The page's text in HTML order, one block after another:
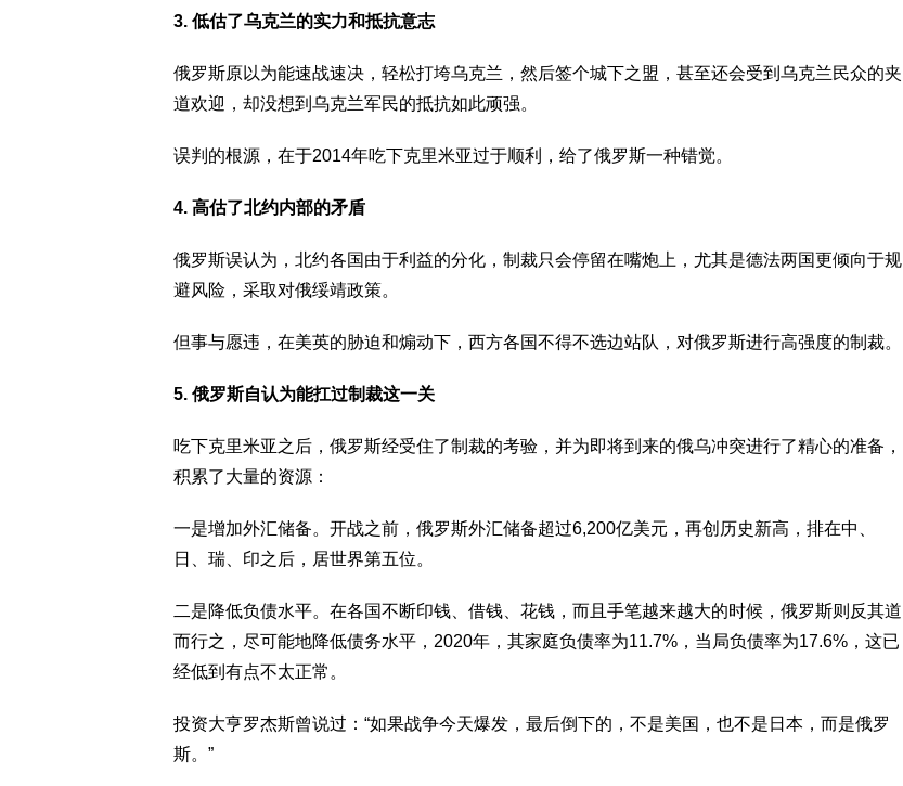
3. 低估了乌克兰的实力和抵抗意志
俄罗斯原以为能速战速决，轻松打垮乌克兰，然后签个城下之盟，甚至还会受到乌克兰民众的夹
道欢迎，却没想到乌克兰军民的抵抗如此顽强。
误判的根源，在于2014年吃下克里米亚过于顺利，给了俄罗斯一种错觉。
4. 高估了北约内部的矛盾
俄罗斯误认为，北约各国由于利益的分化，制裁只会停留在嘴炮上，尤其是德法两国更倾向于规
避风险，采取对俄绥靖政策。
但事与愿违，在美英的胁迫和煽动下，西方各国不得不选边站队，对俄罗斯进行高强度的制裁。
5. 俄罗斯自认为能扛过制裁这一关
吃下克里米亚之后，俄罗斯经受住了制裁的考验，并为即将到来的俄乌冲突进行了精心的准备，
积累了大量的资源：
一是增加外汇储备。开战之前，俄罗斯外汇储备超过6,200亿美元，再创历史新高，排在中、
日、瑞、印之后，居世界第五位。
二是降低负债水平。在各国不断印钱、借钱、花钱，而且手笔越来越大的时候，俄罗斯则反其道
而行之，尽可能地降低债务水平，2020年，其家庭负债率为11.7%，当局负债率为17.6%，这已
经低到有点不太正常。
投资大亨罗杰斯曾说过：“如果战争今天爆发，最后倒下的，不是美国，也不是日本，而是俄罗
斯。”